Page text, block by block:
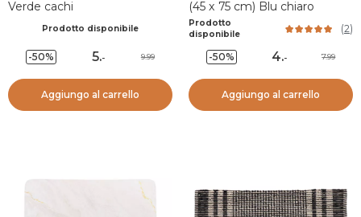
Verde cachi
Prodotto disponibile
-50% 5.- 9.99
Aggiungo al carrello
(45 x 75 cm) Blu chiaro
Prodotto
disponibile
(2)
-50% 4.- 7.99
Aggiungo al carrello